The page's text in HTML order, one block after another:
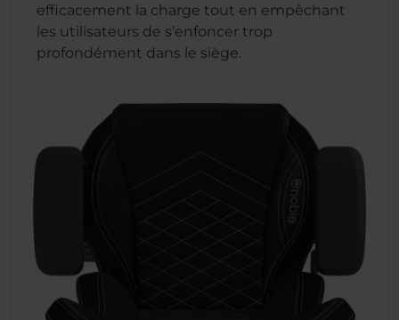
efficacement la charge tout en empêchant
les utilisateurs de s’enfoncer trop
profondément dans le siège.